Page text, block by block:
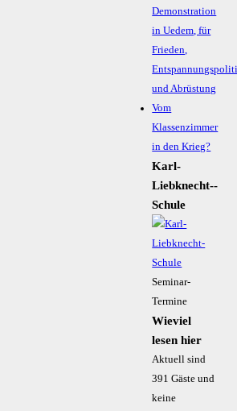
Demonstration
in Uedem, für
Frieden,
und Abrüstung
Vom
Klassenzimmer
in den Krieg?
Karl-
Liebknecht-­
Schule
Seminar-
Termine
Wieviel
lesen hier
Aktuell sind
391 Gäste und
keine